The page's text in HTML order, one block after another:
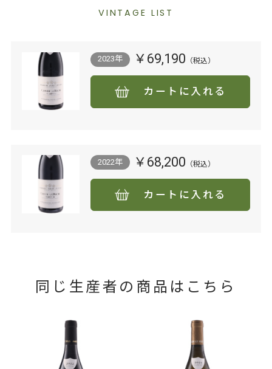
VINTAGE LIST
2023年 ￥69,190
カートに入れる
2022年 ￥68,200
カートに入れる
同じ生産者の商品はこちら